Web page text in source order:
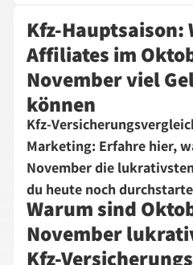
Kfz-Hauptsaison:
Affiliates im
November viel
können
Kfz-
Marketing: Erfahre hier,
November die
du heute noch
Warum sind
November
Kfz-